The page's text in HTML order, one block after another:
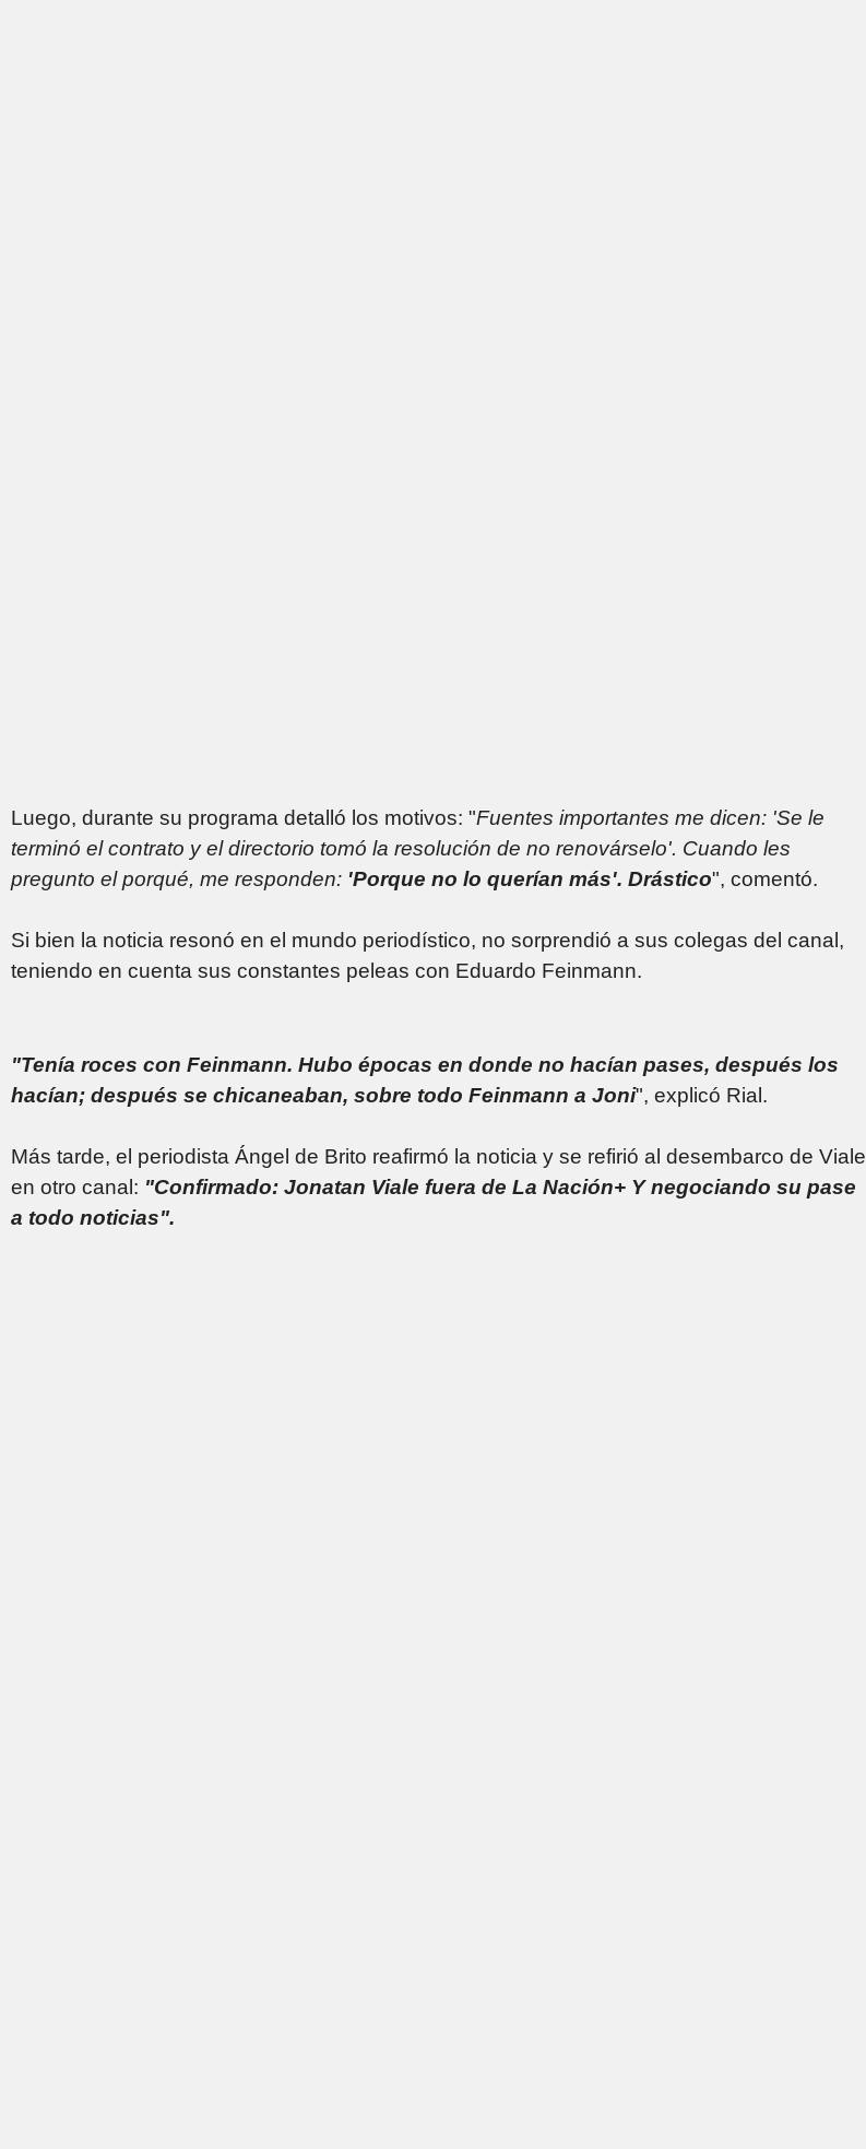
Luego, durante su programa detalló los motivos: "Fuentes importantes me dicen: 'Se le
terminó el contrato y el directorio tomó la resolución de no renovárselo'. Cuando les
pregunto el porqué, me responden: 'Porque no lo querían más'. Drástico", comentó.
Si bien la noticia resonó en el mundo periodístico, no sorprendió a sus colegas del canal,
teniendo en cuenta sus constantes peleas con Eduardo Feinmann.
"Tenía roces con Feinmann. Hubo épocas en donde no hacían pases, después los
hacían; después se chicaneaban, sobre todo Feinmann a Joni", explicó Rial.
Más tarde, el periodista Ángel de Brito reafirmó la noticia y se refirió al desembarco de Viale
en otro canal: "Confirmado: Jonatan Viale fuera de La Nación+ Y negociando su pase
a todo noticias".